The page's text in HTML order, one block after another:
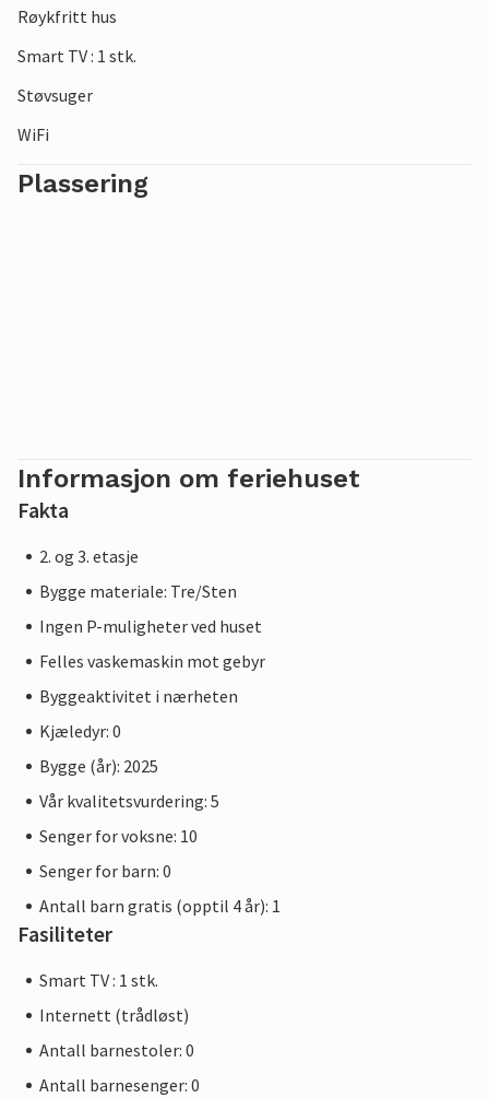
***Note: Anlegget er fortsatt under oppføring.
Røykfritt hus
Smart TV : 1 stk.
Støvsuger
WiFi
Plassering
Informasjon om feriehuset
Fakta
2. og 3. etasje
Bygge materiale: Tre/Sten
Ingen P-muligheter ved huset
Felles vaskemaskin mot gebyr
Byggeaktivitet i nærheten
Kjæledyr: 0
Bygge (år): 2025
Vår kvalitetsvurdering: 5
Senger for voksne: 10
Senger for barn: 0
Antall barn gratis (opptil 4 år): 1
Fasiliteter
Smart TV : 1 stk.
Internett (trådløst)
Antall barnestoler: 0
Antall barnesenger: 0